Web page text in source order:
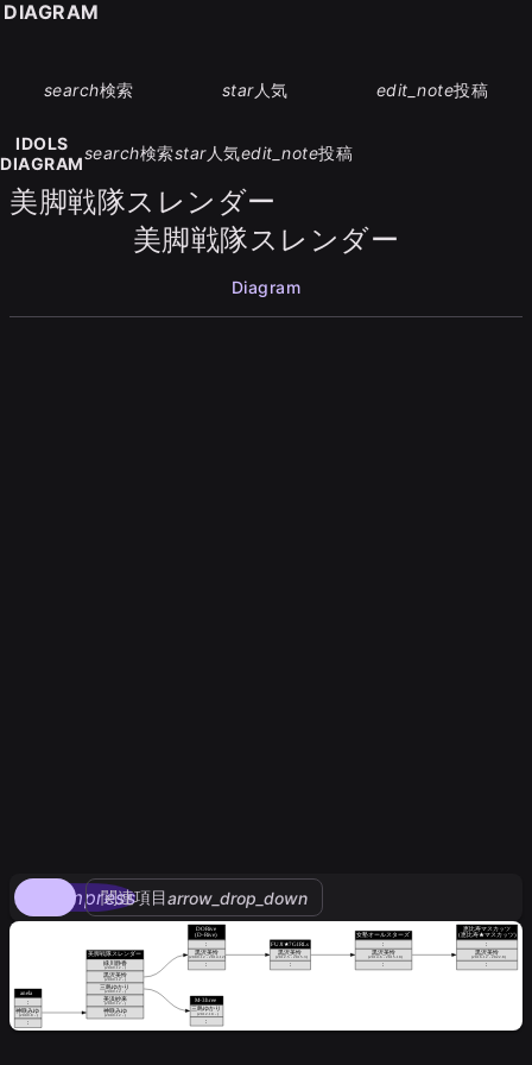
search検索 star人気 edit_note投稿
IDOLS
DIAGRAM
search検索star人気edit_note投稿
美脚戦隊スレンダー
美脚戦隊スレンダー
Diagram
compress
関連項目arrow_drop_down